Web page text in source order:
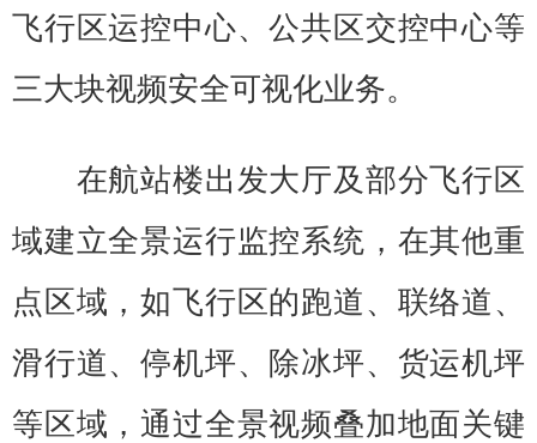
飞行区运控中心、公共区交控中心等
三大块视频安全可视化业务。
在航站楼出发大厅及部分飞行区
域建立全景运行监控系统，在其他重
点区域，如飞行区的跑道、联络道、
滑行道、停机坪、除冰坪、货运机坪
等区域，通过全景视频叠加地面关键